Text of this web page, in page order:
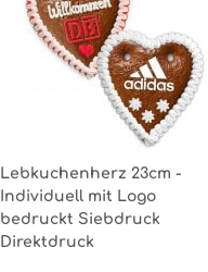
Lebkuchenherz 23cm -
Individuell mit Logo
bedruckt Siebdruck
Direktdruck